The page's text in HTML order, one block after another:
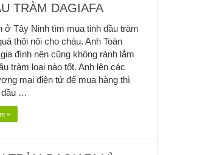
TRÀM DAGIAFA
ở Tây Ninh tìm mua tinh dầu tràm
thôi nôi cho cháu. Anh Toàn
đình nên cũng không rành lắm
tràm loại nào tốt. Anh lên các
mại điện tử để mua hàng thì
dầu …
»